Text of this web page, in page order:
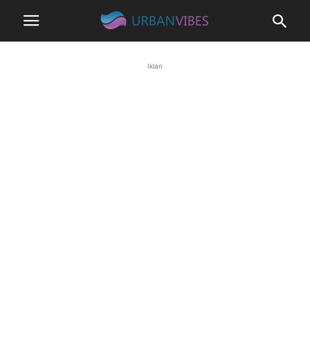
Iklan